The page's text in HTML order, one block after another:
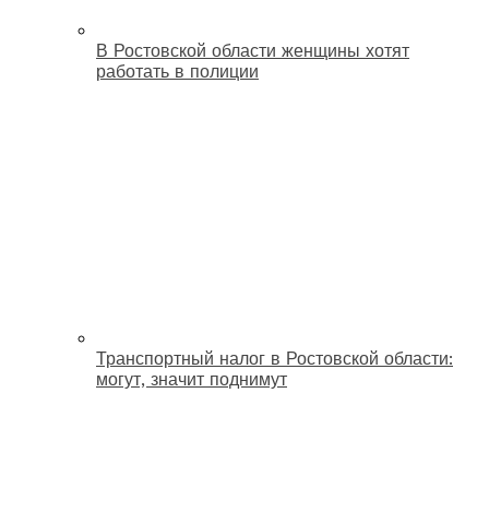
В Ростовской области женщины хотят
работать в полиции
Транспортный налог в Ростовской области:
могут, значит поднимут